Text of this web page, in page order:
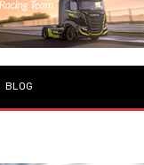
BLOG